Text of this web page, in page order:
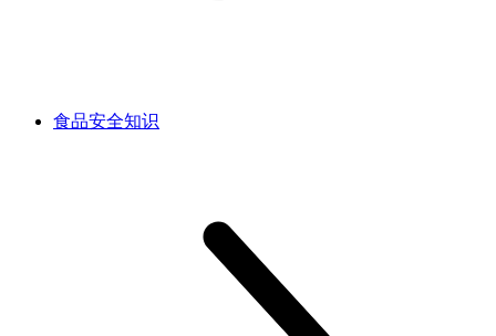
食品安全知识